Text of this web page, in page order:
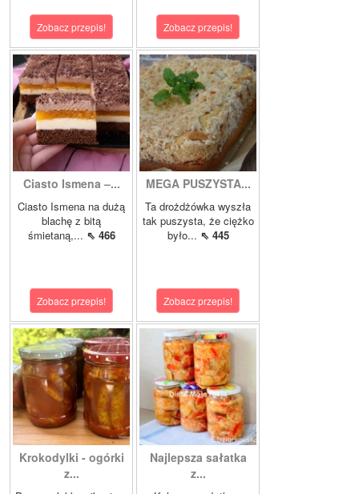
Zobacz przepis! Zobacz przepis!
Ciasto Ismena –...
Ciasto Ismena na dużą
blachę z bitą
śmietaną,... ⇖ 466
Zobacz przepis!
MEGA PUSZYSTA...
Ta drożdżówka wyszła
tak puszysta, że ciężko
było... ⇖ 445
Zobacz przepis!
Krokodylki - ogórki
z...
Najlepsza sałatka
z...